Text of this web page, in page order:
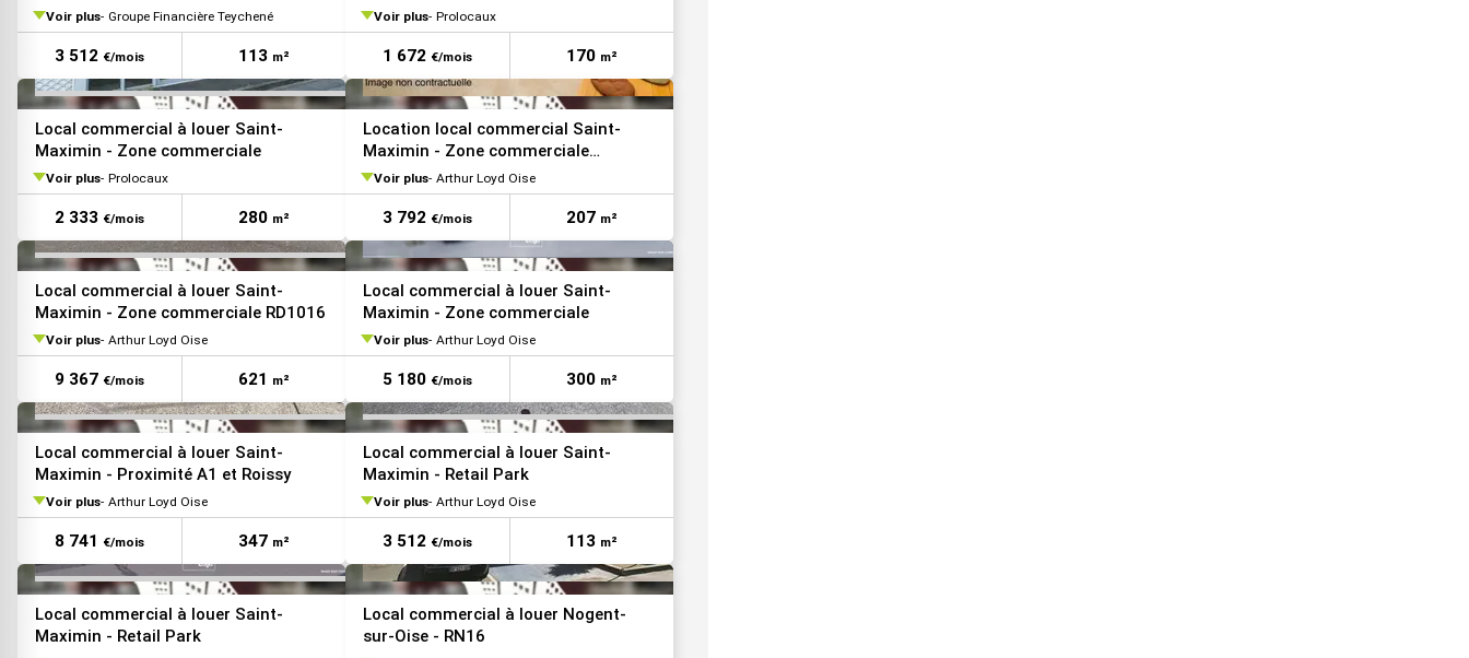
Avenue
Voir plus Groupe Financière Teychené
3 512 €/mois 113 m²
Voir plus Prolocaux
1 672 €/mois 170 m²
Local commercial à louer Saint-
Maximin - Zone commerciale
Voir plus Prolocaux
2 333 €/mois 280 m²
Location local commercial Saint-
Maximin - Zone commerciale
dynamique
Voir plus Arthur Loyd Oise
3 792 €/mois 207 m²
VOIR TOUTES LES PHOTOS
Local commercial à louer Saint-
Maximin - Zone commerciale RD1016
Voir plus Arthur Loyd Oise
9 367 €/mois 621 m²
Local commercial à louer Saint-
Maximin - Zone commerciale
Voir plus Arthur Loyd Oise
5 180 €/mois 300 m²
VOIR TOUTES LES PHOTOS
Local commercial à louer Saint-
Maximin - Proximité A1 et Roissy
Voir plus Arthur Loyd Oise
8 741 €/mois 347 m²
VOIR TOUTES LES PHOTOS
Local commercial à louer Saint-
Maximin - Retail Park
Voir plus Arthur Loyd Oise
3 512 €/mois 113 m²
VOIR TOUTES LES PHOTOS
Local commercial à louer Saint-
Maximin - Retail Park
Local commercial à louer Nogent-
sur-Oise - RN16